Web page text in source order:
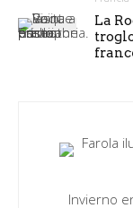
La
Invierno